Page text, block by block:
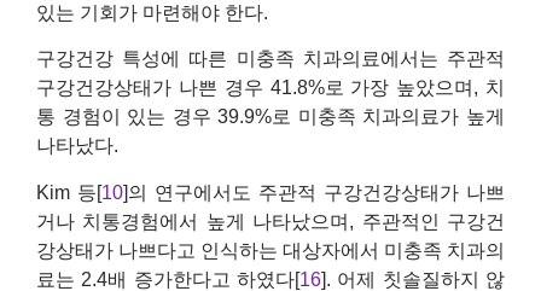
있는 기회가 마련해야 한다.
구강건강 특성에 따른 미충족 치과의료에서는 주관적
구강건강상태가 나쁜 경우 41.8%로 가장 높았으며, 치
통 경험이 있는 경우 39.9%로 미충족 치과의료가 높게
나타났다.
Kim 등[10]의 연구에서도 주관적 구강건강상태가 나쁘
거나 치통경험에서 높게 나타났으며, 주관적인 구강건
강상태가 나쁘다고 인식하는 대상자에서 미충족 치과의
료는 2.4배 증가한다고 하였다[16]. 어제 칫솔질하지 않